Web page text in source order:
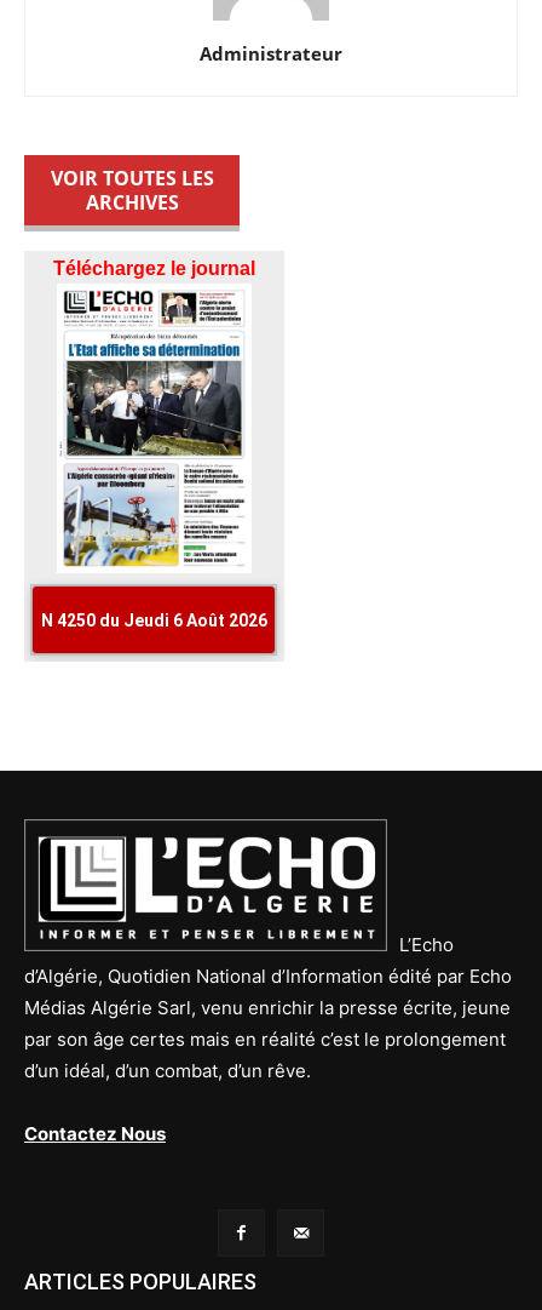
Administrateur
VOIR TOUTES LES
ARCHIVES
L’Echo
d’Algérie, Quotidien National d’Information édité par Echo
Médias Algérie Sarl, venu enrichir la presse écrite, jeune
par son âge certes mais en réalité c’est le prolongement
d’un idéal, d’un combat, d’un rêve.
Contactez Nous
ARTICLES POPULAIRES